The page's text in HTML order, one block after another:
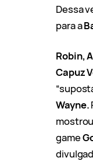
Dessa
para a
Robin,
Capuz
Wayne.
game